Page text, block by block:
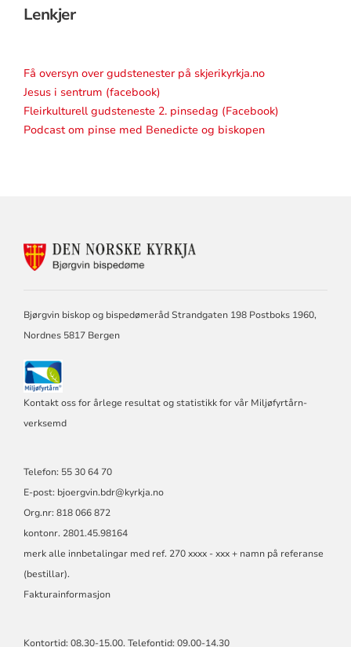
Lenkjer
Få oversyn over gudstenester på skjerikyrkja.no
Jesus i sentrum (facebook)
Fleirkulturell gudsteneste 2. pinsedag (Facebook)
Podcast om pinse med Benedicte og biskopen
KONTAKTINFORMASJON
Bjørgvin biskop og bispedømeråd Strandgaten 198 Postboks 1960,
Nordnes 5817 Bergen
Kontakt oss for årlege resultat og statistikk for vår Miljøfyrtårn-
verksemd
Telefon: 55 30 64 70
E-post: bjoergvin.bdr@kyrkja.no
Org.nr: 818 066 872
kontonr. 2801.45.98164
merk alle innbetalingar med ref. 270 xxxx - xxx + namn på referanse
(bestillar).
Fakturainformasjon
Kontortid: 08.30-15.00. Telefontid: 09.00-14.30